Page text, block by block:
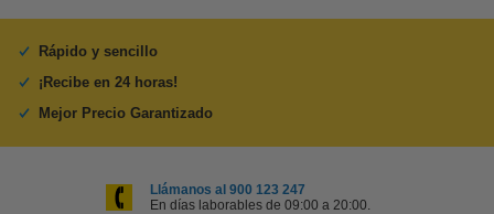
Rápido y sencillo
¡Recibe en 24 horas!
Mejor Precio Garantizado
Llámanos al 900 123 247
En días laborables de 09:00 a 20:00.